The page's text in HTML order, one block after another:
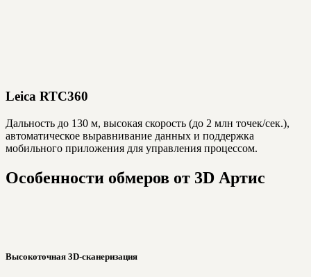
Leica RTC360
Дальность до 130 м, высокая скорость (до 2 млн точек/сек.),
автоматическое выравнивание данных и поддержка
мобильного приложения для управления процессом.
Особенности обмеров от 3D Артис
Высокоточная 3D-сканеризация